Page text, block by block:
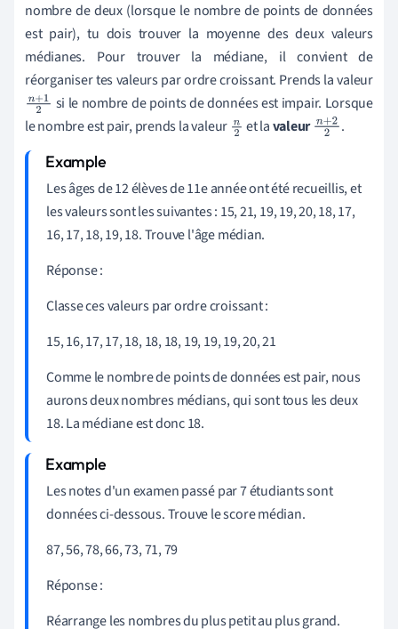
nombre de deux (lorsque le nombre de points de données
est pair), tu dois trouver la moyenne des deux valeurs
médianes. Pour trouver la médiane, il convient de
réorganiser tes valeurs par ordre croissant. Prends la valeur
n+1
2
si le nombre de points de données est impair. Lorsque
le nombre est pair, prends la valeur n et lavaleurn+2 .
Les âges de 12 élèves de 11e année ont été recueillis, et
les valeurs sont les suivantes : 15, 21, 19, 19, 20, 18, 17,
16, 17, 18, 19, 18. Trouve l'âge médian.
Réponse :
Classe ces valeurs par ordre croissant :
15, 16, 17, 17, 18, 18, 18, 19, 19, 19, 20, 21
Comme le nombre de points de données est pair, nous
aurons deux nombres médians, qui sont tous les deux
18. La médiane est donc 18.
Les notes d'un examen passé par 7 étudiants sont
données ci-dessous. Trouve le score médian.
87, 56, 78, 66, 73, 71, 79
Réponse :
Réarrange les nombres du plus petit au plus grand.